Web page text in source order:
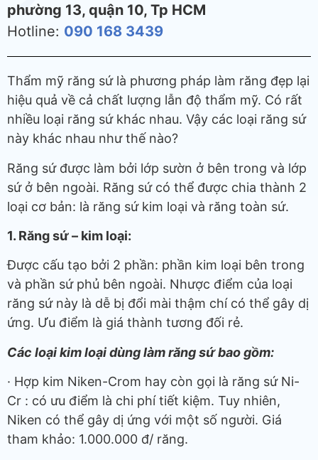
phường 13, quận 10, Tp HCM
Hotline: 090 168 3439
Thẩm mỹ răng sứ là phương pháp làm răng đẹp lại
hiệu quả về cả chất lượng lẫn độ thẩm mỹ. Có rất
nhiều loại răng sứ khác nhau. Vậy các loại răng sứ
này khác nhau như thế nào?
Răng sứ được làm bởi lớp sườn ở bên trong và lớp
sứ ở bên ngoài. Răng sứ có thể được chia thành 2
loại cơ bản: là răng sứ kim loại và răng toàn sứ.
1. Răng sứ – kim loại:
Được cấu tạo bởi 2 phần: phần kim loại bên trong
và phần sứ phủ bên ngoài. Nhược điểm của loại
răng sứ này là dễ bị đổi mài thậm chí có thể gây dị
ứng. Ưu điểm là giá thành tương đối rẻ.
Các loại kim loại dùng làm răng sứ bao gồm:
· Hợp kim Niken-Crom hay còn gọi là răng sứ Ni-
Cr : có ưu điểm là chi phí tiết kiệm. Tuy nhiên,
Niken có thể gây dị ứng với một số người. Giá
tham khảo: 1.000.000 đ/ răng.